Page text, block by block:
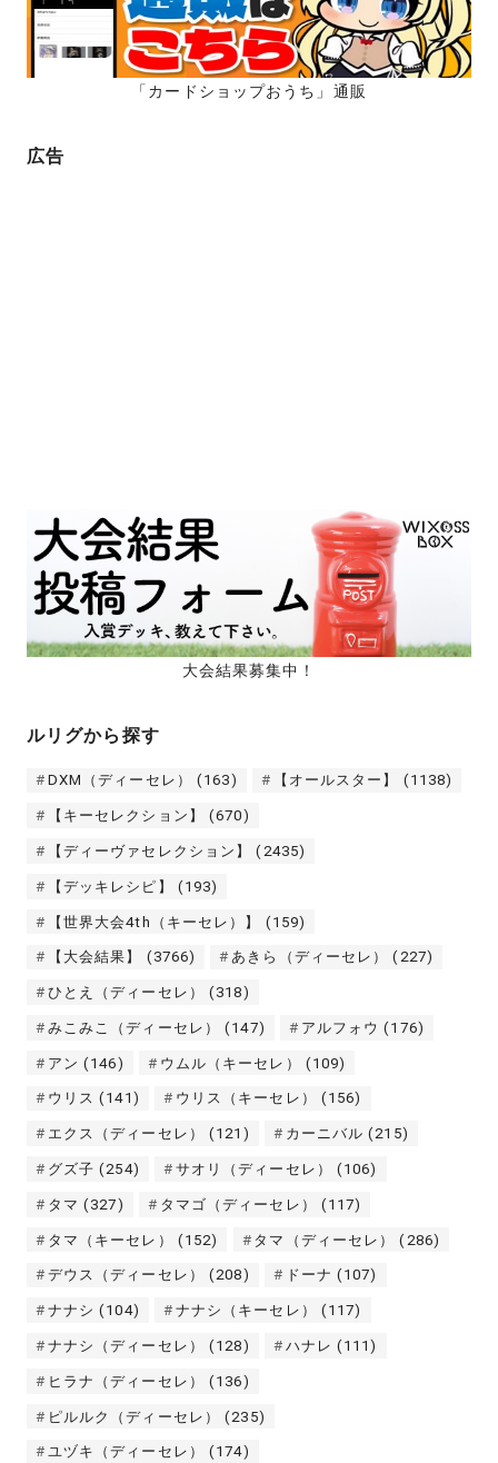
送
り
「カードショップおうち」通販
広告
大会結果募集中！
ルリグから探す
DXM（ディーセレ） (163) 【オールスター】 (1138)
【キーセレクション】 (670)
【ディーヴァセレクション】 (2435)
【デッキレシピ】 (193)
【世界大会4th（キーセレ）】 (159)
【大会結果】 (3766) あきら（ディーセレ） (227)
ひとえ（ディーセレ） (318)
みこみこ（ディーセレ） (147) アルフォウ (176)
アン (146) ウムル（キーセレ） (109)
ウリス (141) ウリス（キーセレ） (156)
エクス（ディーセレ） (121) カーニバル (215)
グズ子 (254) サオリ（ディーセレ） (106)
タマ (327) タマゴ（ディーセレ） (117)
タマ（キーセレ） (152) タマ（ディーセレ） (286)
デウス（ディーセレ） (208) ドーナ (107)
ナナシ (104) ナナシ（キーセレ） (117)
ナナシ（ディーセレ） (128) ハナレ (111)
ヒラナ（ディーセレ） (136)
ピルルク（ディーセレ） (235)
ユヅキ（ディーセレ） (174)